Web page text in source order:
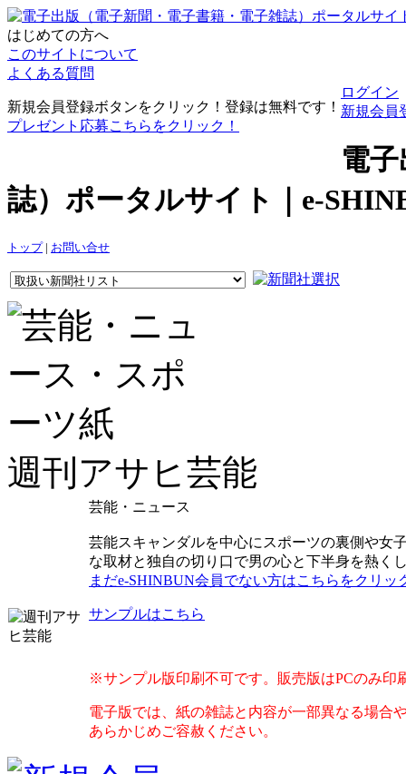
はじめての方へ
このサイトについて
よくある質問
新規会員登録ボタンをクリック！登録は無料です！
プレゼント応募こちらをクリック！
ログイン
新規会員
電
誌）ポータルサイト｜e-
トップ| お問い合せ
週刊アサヒ芸能
芸能・ニュース
芸能スキャンダルを中心にスポーツの裏側や女
な取材と独自の切り口で男の心と下半身を熱く
まだe-SHINBUN会員でない方はこちらをクリッ
サンプルはこちら
※サンプル版印刷不可です。販売版はPCのみ印
電子版では、紙の雑誌と内容が一部異なる場合
あらかじめご容赦ください。